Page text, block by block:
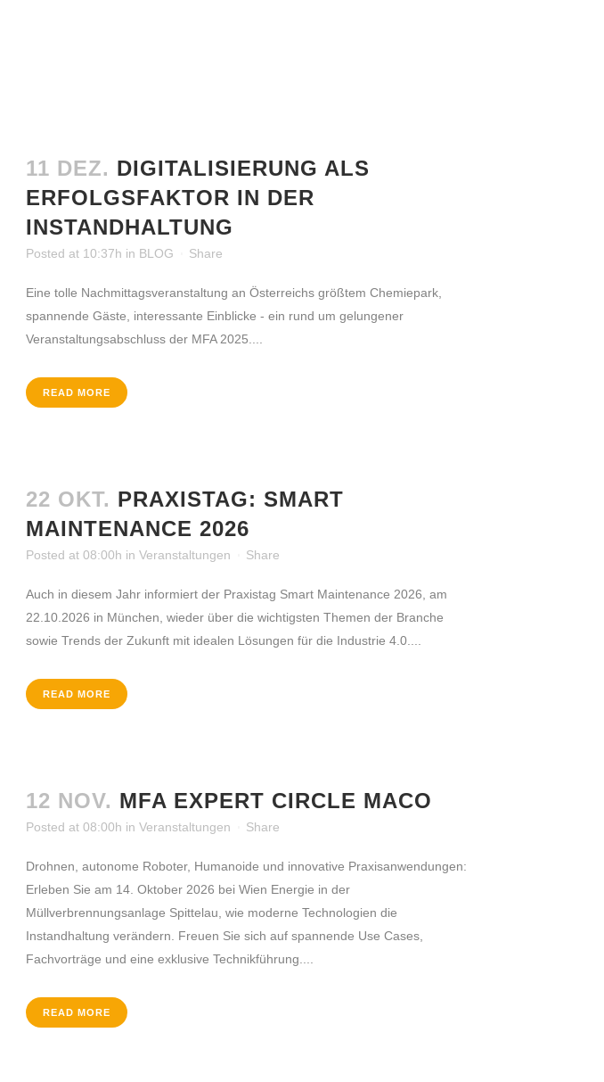
11 DEZ. DIGITALISIERUNG ALS
ERFOLGSFAKTOR IN DER
INSTANDHALTUNG
Posted at 10:37h in BLOG Share
Eine tolle Nachmittagsveranstaltung an Österreichs größtem Chemiepark,
spannende Gäste, interessante Einblicke - ein rund um gelungener
Veranstaltungsabschluss der MFA 2025....
READ MORE
22 OKT. PRAXISTAG: SMART
MAINTENANCE 2026
Posted at 08:00h in Veranstaltungen Share
Auch in diesem Jahr informiert der Praxistag Smart Maintenance 2026, am
22.10.2026 in München, wieder über die wichtigsten Themen der Branche
sowie Trends der Zukunft mit idealen Lösungen für die Industrie 4.0....
READ MORE
12 NOV. MFA EXPERT CIRCLE MACO
Posted at 08:00h in Veranstaltungen Share
Drohnen, autonome Roboter, Humanoide und innovative Praxisanwendungen:
Erleben Sie am 14. Oktober 2026 bei Wien Energie in der
Müllverbrennungsanlage Spittelau, wie moderne Technologien die
Instandhaltung verändern. Freuen Sie sich auf spannende Use Cases,
Fachvorträge und eine exklusive Technikführung....
READ MORE